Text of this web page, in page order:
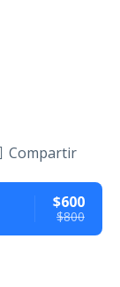
Compartir
$600
$800